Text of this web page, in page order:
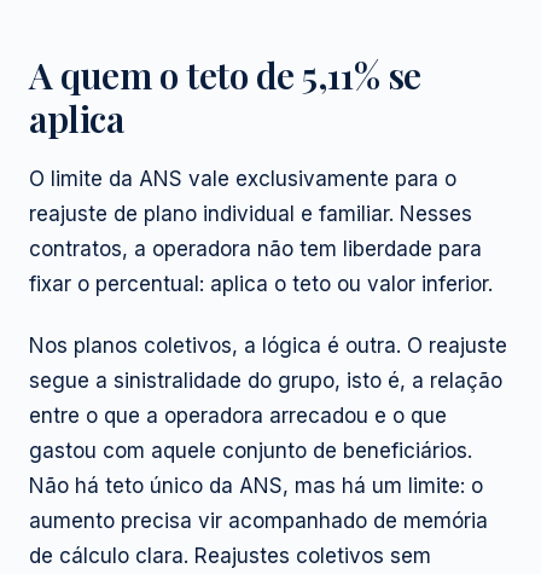
A quem o teto de 5,11% se
aplica
O limite da ANS vale exclusivamente para o
reajuste de plano individual e familiar. Nesses
contratos, a operadora não tem liberdade para
fixar o percentual: aplica o teto ou valor inferior.
Nos planos coletivos, a lógica é outra. O reajuste
segue a sinistralidade do grupo, isto é, a relação
entre o que a operadora arrecadou e o que
gastou com aquele conjunto de beneficiários.
Não há teto único da ANS, mas há um limite: o
aumento precisa vir acompanhado de memória
de cálculo clara. Reajustes coletivos sem